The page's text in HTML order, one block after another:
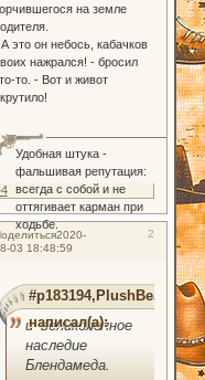
на земле
это он небось, кабачков
нажрался! - бросил
то. - Вот и живот
Удобная штука -
фальшивая репутация:
всегда с собой и не
оттягивает карман при
ходьбе.
2
2020-
03 18:48:59
#p183194,PlushBear
написал(а):
и великолепное
наследие
Блендамеда.